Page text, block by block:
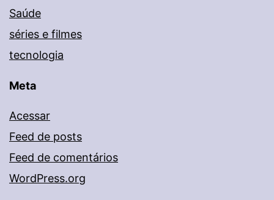
Saúde
séries e filmes
tecnologia
Meta
Acessar
Feed de posts
Feed de comentários
WordPress.org